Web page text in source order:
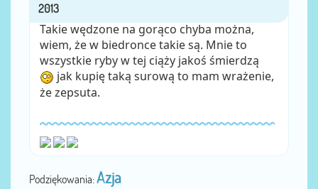
Takie wędzone na gorąco chyba można,
wiem, że w biedronce takie są. Mnie to
wszystkie ryby w tej ciąży jakoś śmierdzą
jak kupię taką surową to mam wrażenie,
że zepsuta.
Podziękowania:Azja